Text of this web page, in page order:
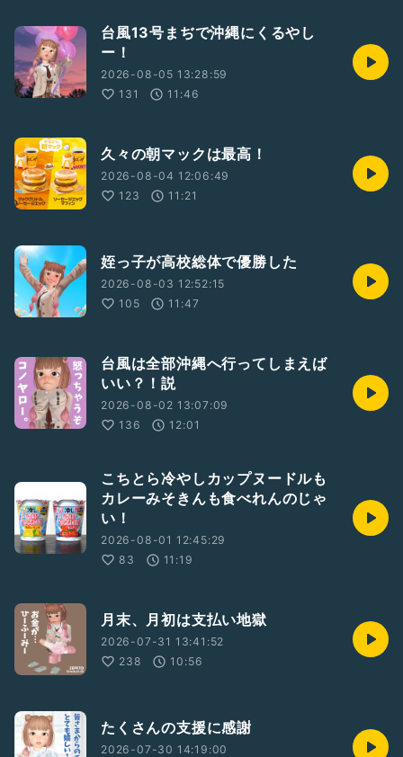
台風13号まぢで沖縄にくるやし
ー！
2026-08-05 13:28:59
131
11:46
久々の朝マックは最高！
2026-08-04 12:06:49
123
11:21
姪っ子が高校総体で優勝した
2026-08-03 12:52:15
105
11:47
台風は全部沖縄へ行ってしまえば
いい？！説
2026-08-02 13:07:09
136
12:01
こちとら冷やしカップヌードルも
カレーみそきんも食べれんのじゃ
い！
2026-08-01 12:45:29
83
11:19
月末、月初は支払い地獄
2026-07-31 13:41:52
238
10:56
たくさんの支援に感謝
2026-07-30 14:19:00